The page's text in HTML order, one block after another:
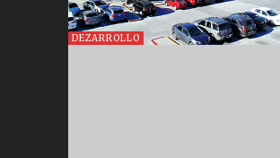
DEZARROLLO